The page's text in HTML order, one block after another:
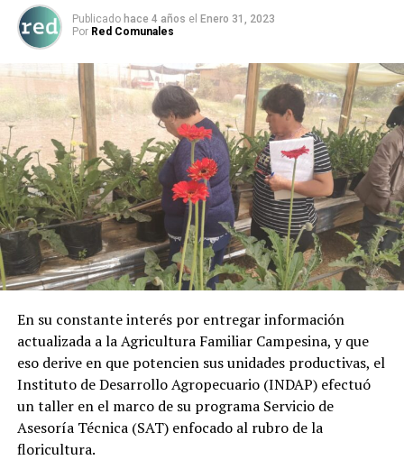
Publicado hace 4 años el Enero 31, 2023
Por Red Comunales
En su constante interés por entregar información
actualizada a la Agricultura Familiar Campesina, y que
eso derive en que potencien sus unidades productivas, el
Instituto de Desarrollo Agropecuario (INDAP) efectuó
un taller en el marco de su programa Servicio de
Asesoría Técnica (SAT) enfocado al rubro de la
floricultura.